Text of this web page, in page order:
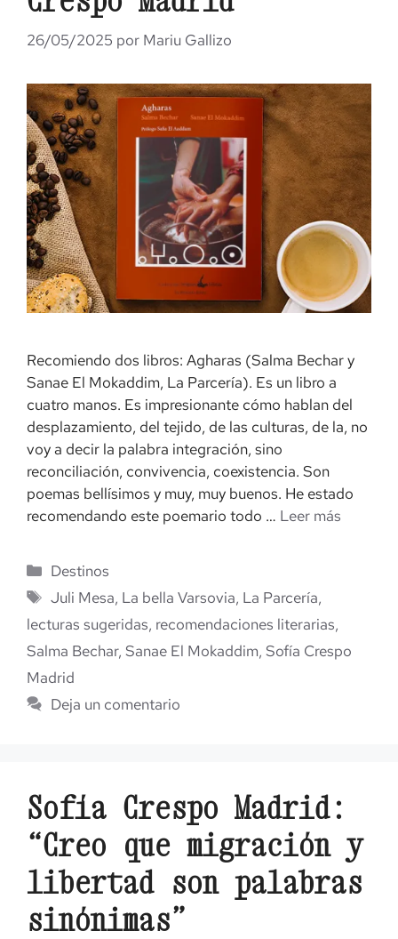
26/05/2025 por Mariu Gallizo
Recomiendo dos libros: Agharas (Salma Bechar y
Sanae El Mokaddim, La Parcería). Es un libro a
cuatro manos. Es impresionante cómo hablan del
desplazamiento, del tejido, de las culturas, de la, no
voy a decir la palabra integración, sino
reconciliación, convivencia, coexistencia. Son
poemas bellísimos y muy, muy buenos. He estado
recomendando este poemario todo … Leer más
Categorías
Destinos
Etiquetas
Juli Mesa, La bella Varsovia, La Parcería,
lecturas sugeridas, recomendaciones literarias,
Salma Bechar, Sanae El Mokaddim, Sofía Crespo
Madrid
Deja un comentario
Sofía Crespo Madrid:
“Creo que migración y
libertad son palabras
sinónimas”